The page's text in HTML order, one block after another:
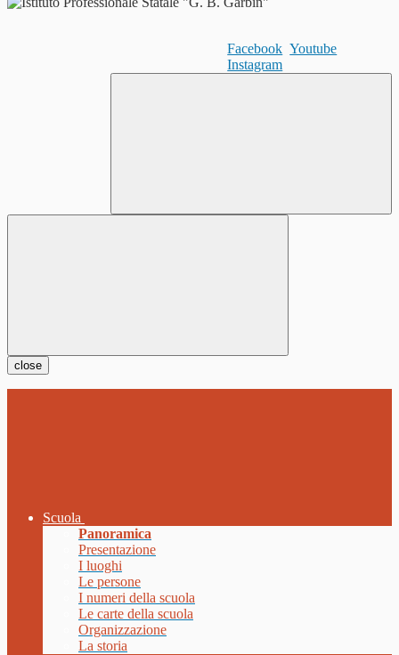
Facebook Youtube
Instagram
close
Scuola
Panoramica
Presentazione
I luoghi
Le persone
I numeri della scuola
Le carte della scuola
Organizzazione
La storia